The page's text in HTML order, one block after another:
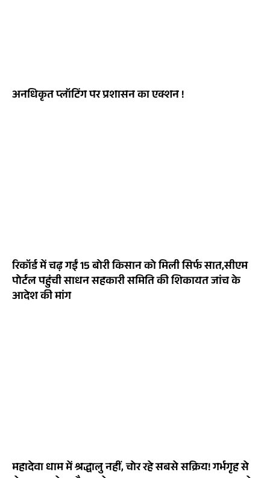
अनधिकृत प्लॉटिंग पर प्रशासन का एक्शन !
रिकॉर्ड में चढ़ गईं 15 बोरी किसान को मिली सिर्फ सात,सीएम
पोर्टल पहुंची साधन सहकारी समिति की शिकायत जांच के
आदेश की मांग
महादेवा धाम में श्रद्धालु नहीं, चोर रहे सबसे सक्रिय! गर्भगृह से